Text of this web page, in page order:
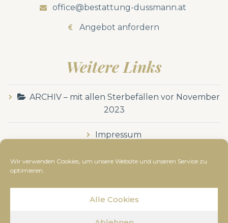
Wir verwenden Cookies, um unsere Website und unseren Service zu
optimieren.
Alle Cookies
office@bestattung-dussmann.at
Angebot anfordern
Weitere Links
ARCHIV – mit allen Sterbefällen vor November
2023
Impressum
Datenschutzerklärung
© Bestattung Dussmann